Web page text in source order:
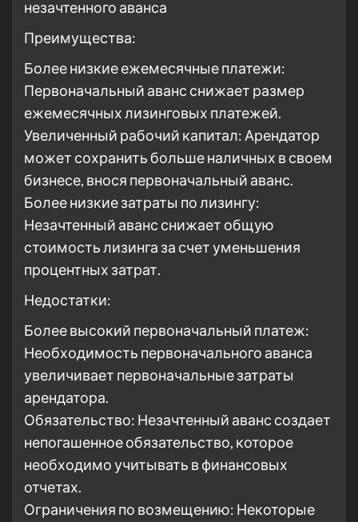
незачтенного аванса
Преимущества:
Более низкие ежемесячные платежи:
Первоначальный аванс снижает размер
ежемесячных лизинговых платежей.
Увеличенный рабочий капитал: Арендатор
может сохранить больше наличных в своем
бизнесе, внося первоначальный аванс.
Более низкие затраты по лизингу:
Незачтенный аванс снижает общую
стоимость лизинга за счет уменьшения
процентных затрат.
Недостатки:
Более высокий первоначальный платеж:
Необходимость первоначального аванса
увеличивает первоначальные затраты
арендатора.
Обязательство: Незачтенный аванс создает
непогашенное обязательство, которое
необходимо учитывать в финансовых
отчетах.
Ограничения по возмещению: Некоторые